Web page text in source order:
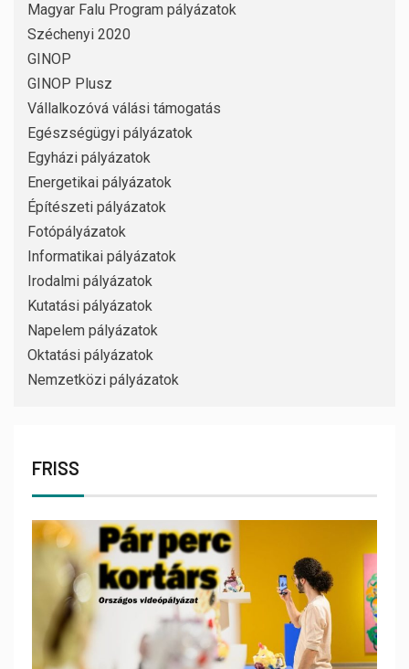
Magyar Falu Program pályázatok
Széchenyi 2020
GINOP
GINOP Plusz
Vállalkozóvá válási támogatás
Egészségügyi pályázatok
Egyházi pályázatok
Energetikai pályázatok
Építészeti pályázatok
Fotópályázatok
Informatikai pályázatok
Irodalmi pályázatok
Kutatási pályázatok
Napelem pályázatok
Oktatási pályázatok
Nemzetközi pályázatok
FRISS